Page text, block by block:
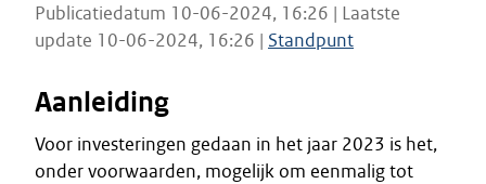
Publicatiedatum 10-06-2024, 16:26 | Laatste
update 10-06-2024, 16:26 | Standpunt
Aanleiding
Voor investeringen gedaan in het jaar 2023 is het,
onder voorwaarden, mogelijk om eenmalig tot